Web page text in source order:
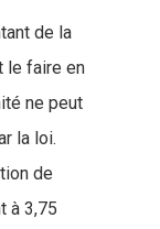
de la
le faire en
ne peut
la loi.
de
à 3,75